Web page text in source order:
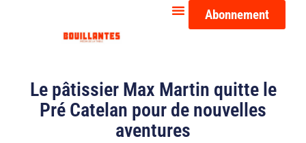
Abonnement
Le pâtissier Max Martin quitte le
Pré Catelan pour de nouvelles
aventures